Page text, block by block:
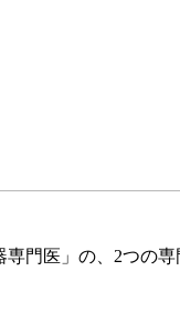
門医」の、2つの